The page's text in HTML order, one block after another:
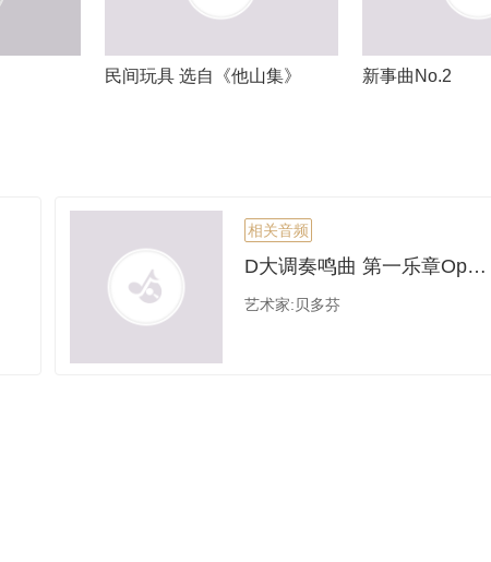
民间玩具 选自《他山集》 新事曲No.2
相关音频
D大调奏鸣曲 第一乐章Op.10 No.3
艺术家:贝多芬